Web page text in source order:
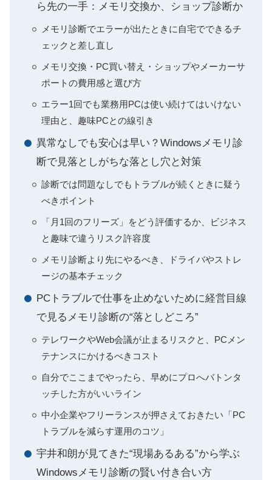
ら先の一手：メモリ交換か、ショップ診断か
メモリ診断でエラーが出たときに自宅でできるチ
ェックと差し直し
メモリ交換・PC買い替え・ショップやメーカーサ
ポートの費用感と選び方
エラー1回でも業務用PCは使い続けてはいけない
理由と、趣味PCとの線引き
異常なしでも安心は早い？Windowsメモリ診
断で見落としがちな落とし穴と対策
診断では問題なしでもトラブルが続くときに疑う
べきポイント
「月1回のフリーズ」をどう評価するか、ビジネス
と趣味で違うリスク許容度
メモリ診断より先にやるべき、ドライバやストレ
ージの基本チェック
PCトラブルで仕事を止めないために経営目線
で見るメモリ診断の“落としどころ”
テレワークやWeb会議が止まるリスクと、PCメン
テナンスにかけるべきコスト
自分でここまでやったら、早めにプロへバトンタ
ッチした方がいいライン
中小企業やフリーランスが押さえておきたい「PC
トラブルを減らす運用のコツ」
宇井和朗が見てきた“現場あるある”から学ぶ
Windowsメモリ診断の賢い付き合い方